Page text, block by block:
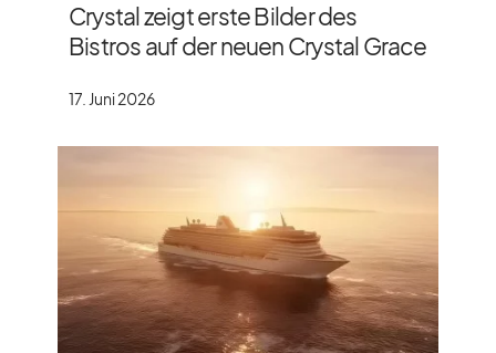
Crystal zeigt erste Bilder des
Bistros auf der neuen Crystal Grace
17. Juni 2026